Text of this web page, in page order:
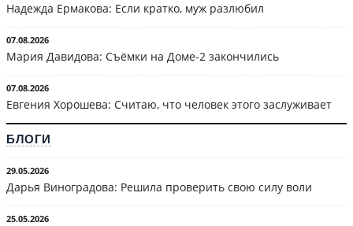
Надежда Ермакова: Если кратко, муж разлюбил
07.08.2026
Мария Давидова: Съёмки на Доме-2 закончились
07.08.2026
Евгения Хорошева: Считаю, что человек этого заслуживает
БЛОГИ
29.05.2026
Дарья Виноградова: Решила проверить свою силу воли
25.05.2026